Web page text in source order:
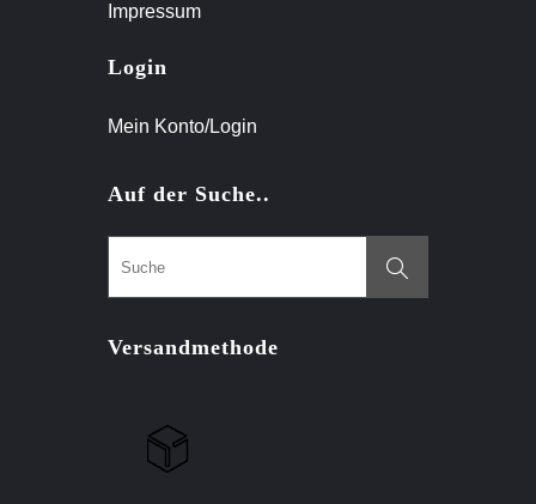
Impressum
Login
Mein Konto/Login
Auf der Suche..
Versandmethode